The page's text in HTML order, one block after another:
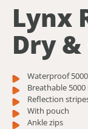
Lynx
Dry &
Waterproof
Breathable 5000
Reflection
With pouch
Ankle zips